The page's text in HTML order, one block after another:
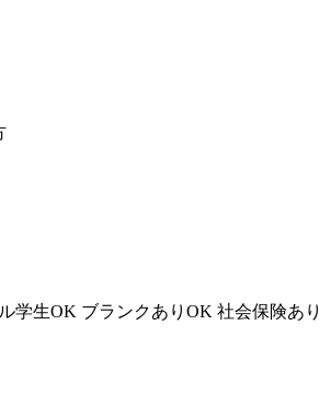
学生OK ブランクありOK 社会保険あり